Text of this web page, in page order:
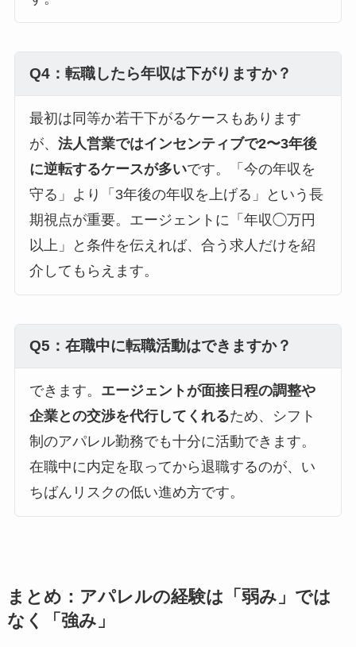
Q4：転職したら年収は下がりますか？
最初は同等か若干下がるケースもあります
が、 法人営業ではインセンティブで2〜3年後
に逆転するケースが多いです。「今の年収を
守る」より「3年後の年収を上げる」という長
期視点が重要。エージェントに「年収◯万円
以上」と条件を伝えれば、合う求人だけを紹
介してもらえます。
Q5：在職中に転職活動はできますか？
できます。 エージェントが面接日程の調整や
企業との交渉を代行してくれるため、シフト
制のアパレル勤務でも十分に活動できます。
在職中に内定を取ってから退職するのが、い
ちばんリスクの低い進め方です。
まとめ：アパレルの経験は「弱み」では
なく「強み」